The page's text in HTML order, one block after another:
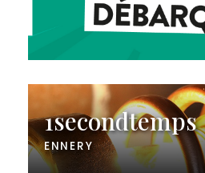
1secondtemps
ENNERY